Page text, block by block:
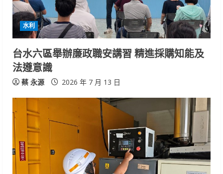
水利
台水六區舉辦廉政職安講習 精進採購知能及
法遵意識
蔡 永源 2026 年 7 月 13 日